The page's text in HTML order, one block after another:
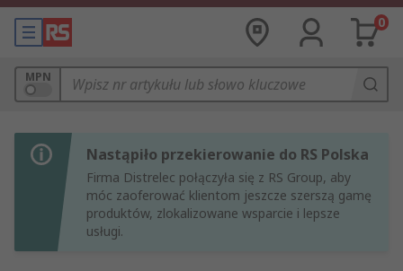
0
MPN
Nastąpiło przekierowanie do RS Polska
Firma Distrelec połączyła się z RS Group, aby
móc zaoferować klientom jeszcze szerszą gamę
produktów, zlokalizowane wsparcie i lepsze
usługi.